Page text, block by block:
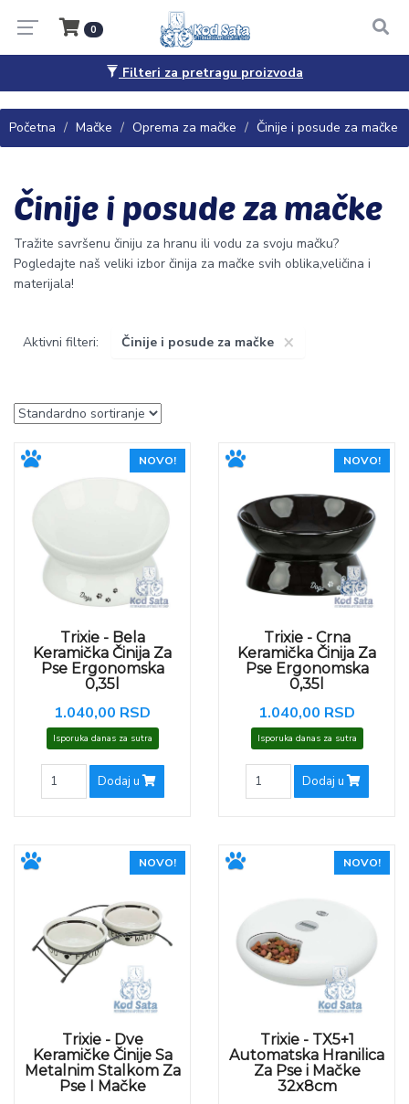
0
Pitanja, saveti i porudžbine 065/4444-040
Početna Mačke Oprema za mačke Činije i posude za mačke
Filteri za pretragu proizvoda
Činije i posude za mačke
Tražite savršenu činiju za hranu ili vodu za svoju mačku?
Pogledajte naš veliki izbor činija za mačke svih oblika,veličina i
materijala!
Aktivni filteri: ×
Činije i posude za mačke
NOVO!
Trixie - Bela
Keramička Činija Za
Pse Ergonomska
0,35l
1.040,00 RSD
Isporuka danas za sutra
Dodaj u
NOVO!
Trixie - Crna
Keramička Činija Za
Pse Ergonomska
0,35l
1.040,00 RSD
Isporuka danas za sutra
Dodaj u
NOVO!
Trixie - Dve
Keramičke Činije Sa
Metalnim Stalkom Za
Pse I Mačke
NOVO!
Trixie - TX5+1
Automatska Hranilica
Za Pse i Mačke
32x8cm